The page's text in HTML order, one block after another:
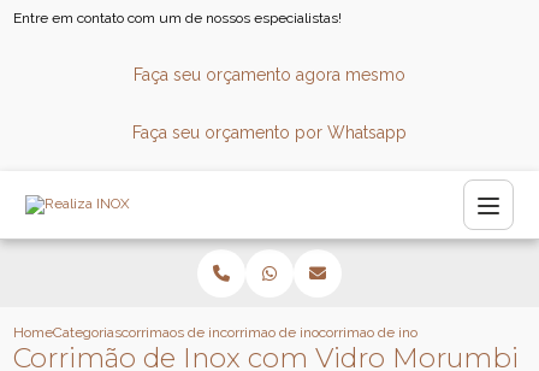
Entre em contato com um de nossos especialistas!
Faça seu orçamento agora mesmo
Faça seu orçamento por Whatsapp
HomeCategoriascorrimaos de inoxcorrimao de inox para escadacorrimao de inox com vidro
Corrimão de Inox com Vidro Morumbi